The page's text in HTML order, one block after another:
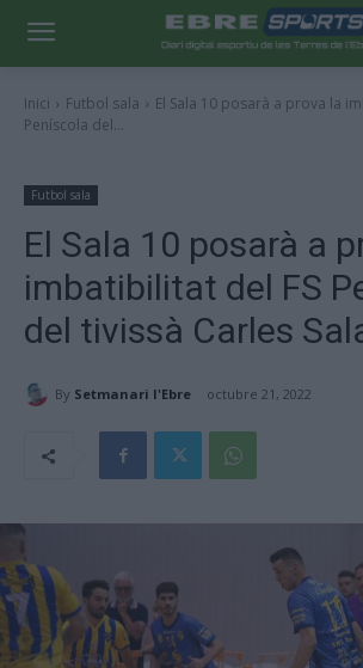
Inici Futbol sala
El Sala 10 posarà a prova la
Peníscola del...
Futbol sala
El Sala 10 posarà a
imbatibilitat del FS
del tivissà Carles
By Setmanari l'Ebre octubre 21, 2022